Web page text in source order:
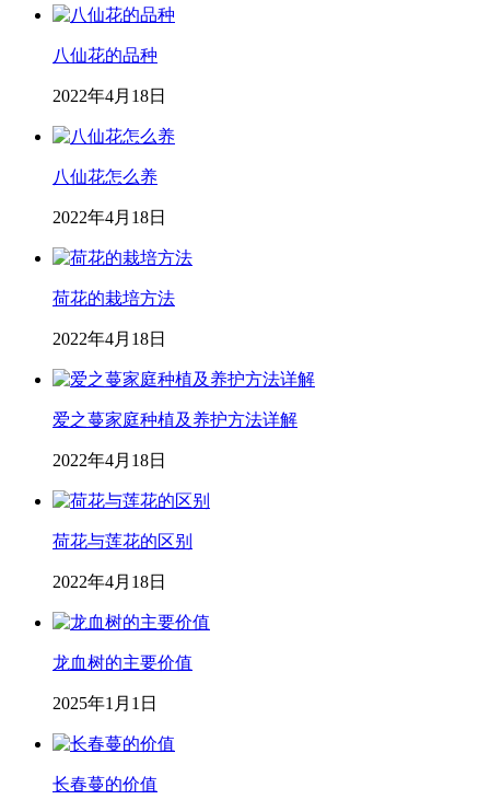
八仙花的品种
2022年4月18日
八仙花怎么养
2022年4月18日
荷花的栽培方法
2022年4月18日
爱之蔓家庭种植及养护方法详解
2022年4月18日
荷花与莲花的区别
2022年4月18日
龙血树的主要价值
2025年1月1日
长春蔓的价值